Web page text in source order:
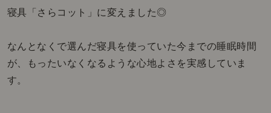
寝具「さらコット」に変えました◎
なんとなくで選んだ寝具を使っていた今までの睡眠時間
が、もったいなくなるような心地よさを実感していま
す。